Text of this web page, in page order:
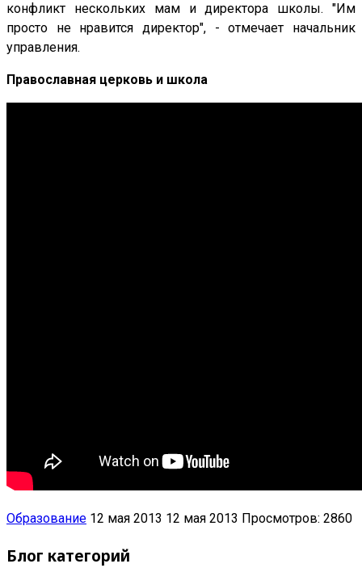
конфликт нескольких мам и директора школы. "Им
просто не нравится директор", - отмечает начальник
управления.
Православная церковь и школа
Образование 12 мая 2013 12 мая 2013 Просмотров: 2860
Блог категорий